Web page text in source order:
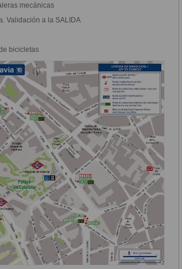
mecánicas
Validación a la SALIDA
bicicletas